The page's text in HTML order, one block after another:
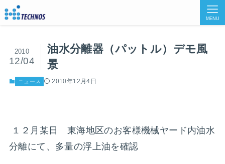
MENU
油水分離器（パットル）デモ風
景
2010
12/04
ニュース 2010年12月4日
１２月某日 東海地区のお客様機械ヤード内油水
分離にて、多量の浮上油を確認